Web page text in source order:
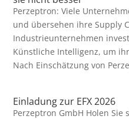
Perzeptron: Viele
und übersehen ihre Supply
Industrieunternehmen
Künstliche Intelligenz, um
Nach Einschätzung von
Einladung zur EFX 2026
Perzeptron GmbH Holen Sie